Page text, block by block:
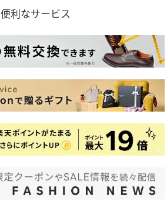
便利なサービス